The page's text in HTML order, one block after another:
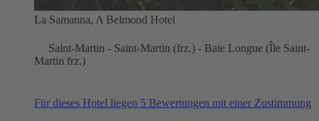
La Samanna, A Belmond Hotel
Saint-Martin - Saint-Martin (frz.) - Baie Longue (Île Saint-
Martin frz.)
Für dieses Hotel liegen 5 Bewertungen mit einer Zustimmung